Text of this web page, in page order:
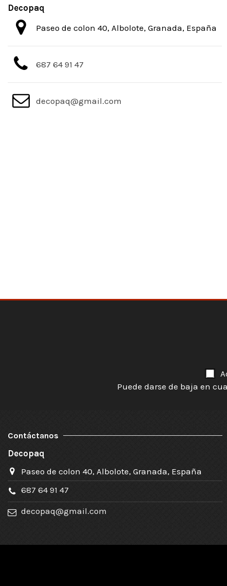
Decopaq
Paseo de colon 40, Albolote, Granada, España
687 64 91 47
decopaq@gmail.com
Puede darse de baja en
Contáctanos
Decopaq
Paseo de colon 40, Albolote, Granada, España
687 64 91 47
decopaq@gmail.com